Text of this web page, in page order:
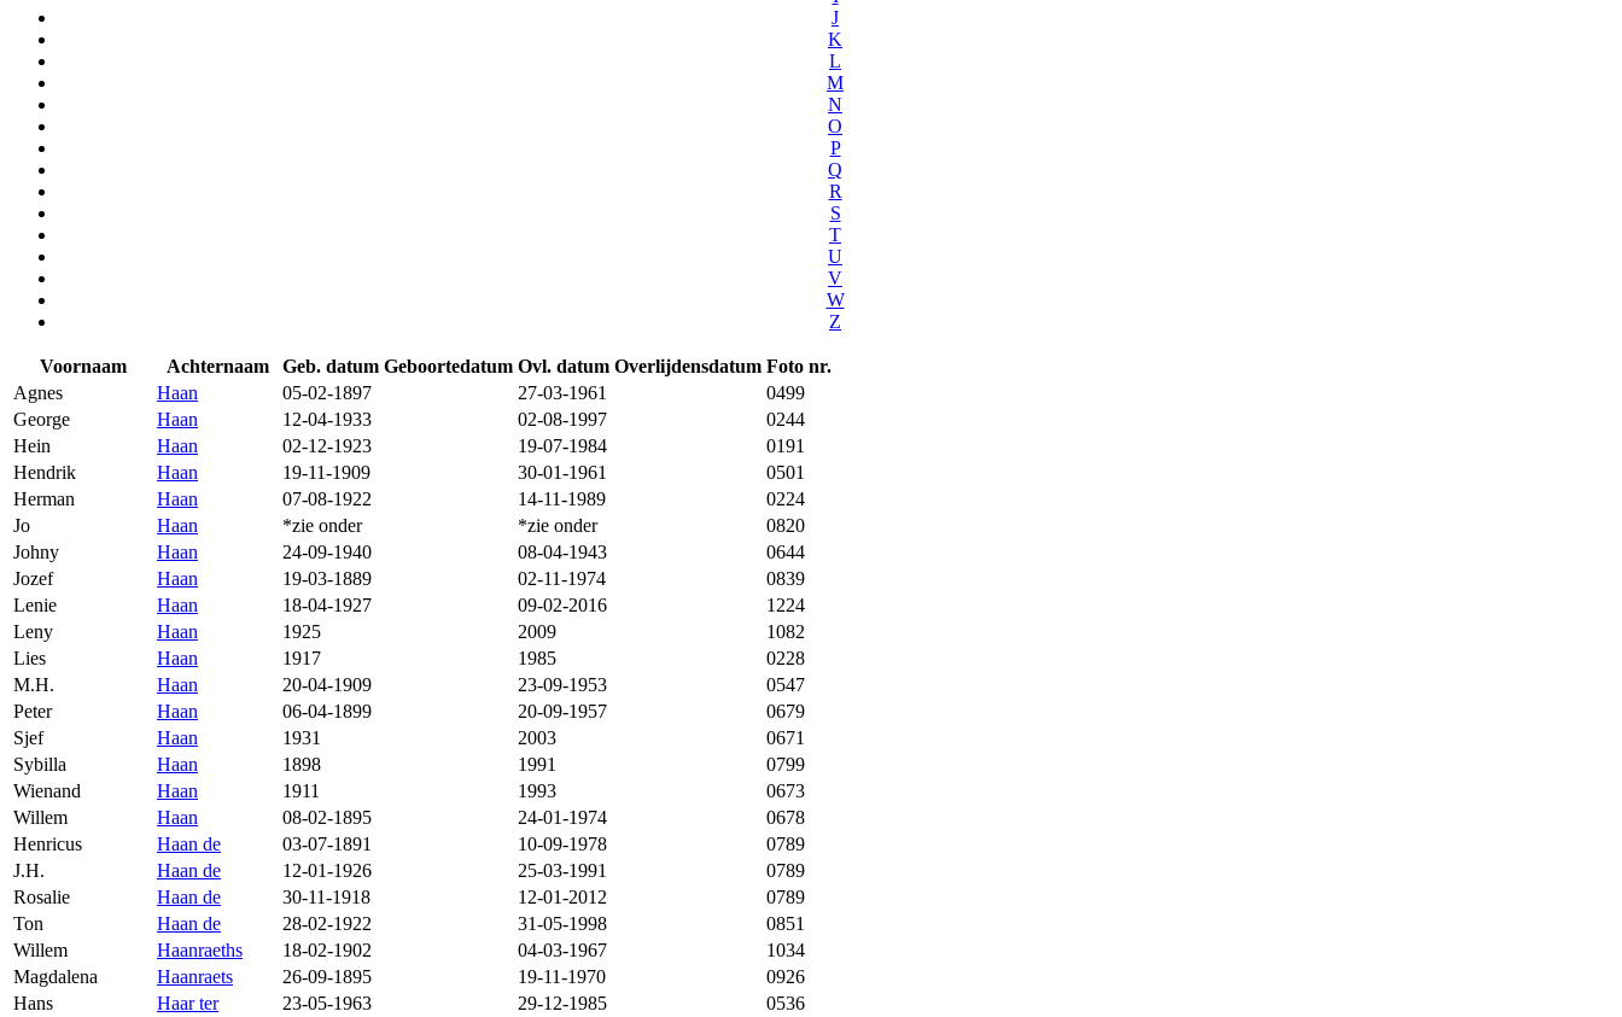
J
K
L
M
N
O
P
Q
R
S
T
U
V
W
Z
Voornaam Achternaam Geb. datum Geboortedatum Ovl. datum Overlijdensdatum Foto nr.
Agnes
Haan 05-02-1897 27-03-1961
0499
George
Haan 12-04-1933 02-08-1997
0244
Hein
Haan 02-12-1923 19-07-1984
0191
Hendrik
Haan 19-11-1909 30-01-1961
0501
Herman
Haan 07-08-1922 14-11-1989
0224
Jo
Haan *zie onder *zie onder
0820
Johny
Haan 24-09-1940 08-04-1943
0644
Jozef
Haan 19-03-1889 02-11-1974
0839
Lenie
Haan 18-04-1927 09-02-2016
1224
Leny
Haan 1925 2009
1082
Lies
Haan 1917 1985
0228
M.H.
Haan 20-04-1909 23-09-1953
0547
Peter
Haan 06-04-1899 20-09-1957
0679
Sjef
Haan 1931 2003
0671
Sybilla
Haan 1898 1991
0799
Wienand
Haan 1911 1993
0673
Willem
Haan 08-02-1895 24-01-1974
0678
Henricus
Haan de 03-07-1891 10-09-1978
0789
J.H.
Haan de 12-01-1926 25-03-1991
0789
Rosalie
Haan de 30-11-1918 12-01-2012
0789
Ton
Haan de 28-02-1922 31-05-1998
0851
Willem
Haanraeths 18-02-1902 04-03-1967
1034
Magdalena
Haanraets 26-09-1895 19-11-1970
0926
Hans
Haar ter 23-05-1963 29-12-1985
0536